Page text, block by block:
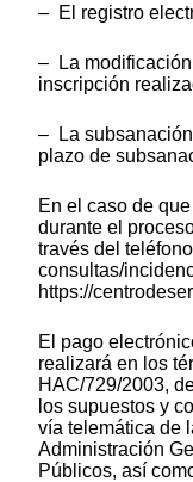
– El registro
– La
inscripción
– La
plazo de
En el caso de
durante el
través del
consultas/
https://
El pago
realizará en los
HAC/729/2003,
los supuestos y
vía telemática de
Administración
Públicos, así